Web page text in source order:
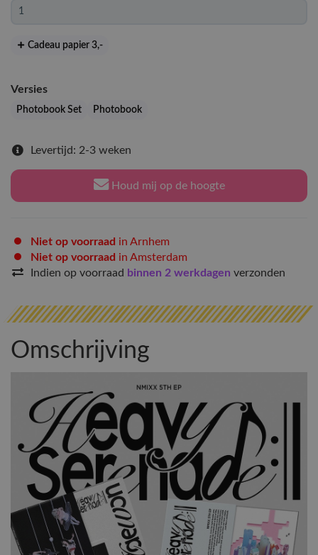
Cadeau papier 3,-
Versies
Photobook Set Photobook
Levertijd: 2-3 weken
Houd mij op de hoogte
Niet op voorraad in Arnhem
Niet op voorraad in Amsterdam
Indien op voorraad binnen 2 werkdagen verzonden
Omschrijving